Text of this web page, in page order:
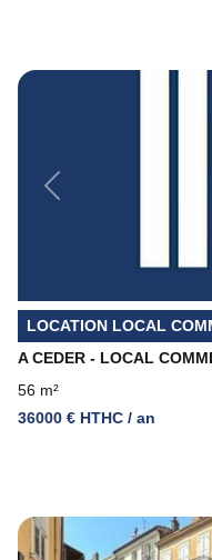
Previous
LOCATION LOCAL
A CEDER - LOCAL
56 m²
36000 € HTHC / an